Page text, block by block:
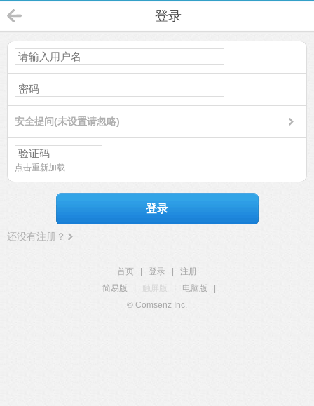
登录
安全提问(未设置请忽略)
点击重新加载
登录
还没有注册？
首页 登录
注册
简易版
触屏版 电脑版
© Comsenz Inc.